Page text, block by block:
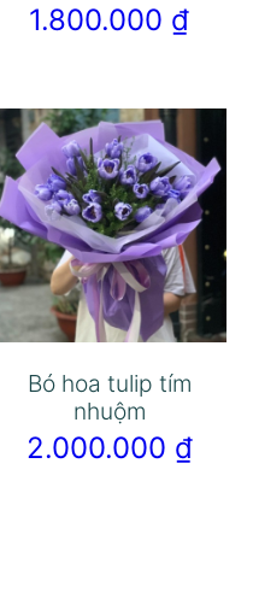
1.800.000 ₫
Bó hoa tulip tím
nhuộm
2.000.000 ₫